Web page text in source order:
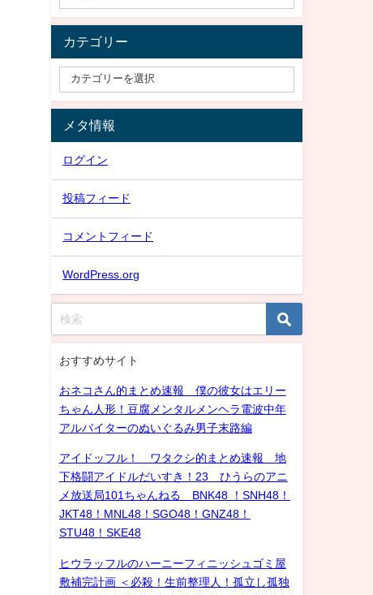
カテゴリー
メタ情報
ログイン
投稿フィード
コメントフィード
WordPress.org
おすすめサイト
おネコさん的まとめ速報 僕の彼女はエリー
ちゃん人形！豆腐メンタルメンヘラ電波中年
アルバイターのぬいぐるみ男子末路編
アイドッフル！ ワタクシ的まとめ速報 地
下格闘アイドルだいすき！23 ひうらのアニ
メ放送局101ちゃんねる BNK48 ！SNH48！
JKT48！MNL48！SGO48！GNZ48！
STU48！SKE48
ヒウラッフルのハーニーフィニッシュゴミ屋
敷補完計画 ＜必殺！生前整理人！孤立し孤独